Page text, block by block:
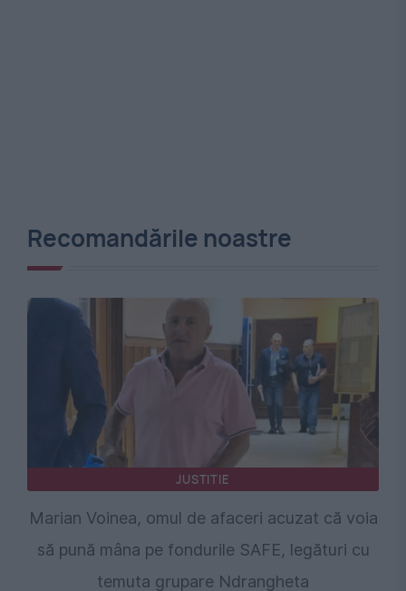
Recomandările noastre
JUSTITIE
Marian Voinea, omul de afaceri acuzat că voia
să pună mâna pe fondurile SAFE, legături cu
temuta grupare Ndrangheta